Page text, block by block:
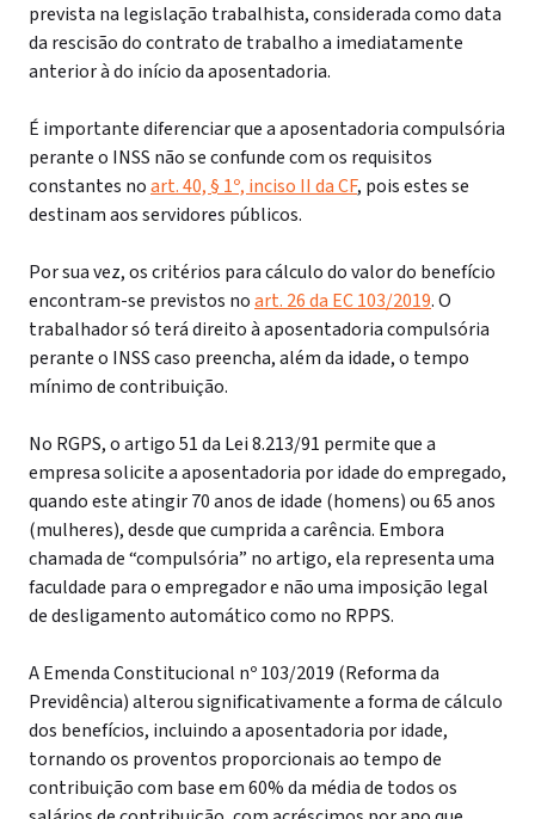
prevista na legislação trabalhista, considerada como data
da rescisão do contrato de trabalho a imediatamente
anterior à do início da aposentadoria.
É importante diferenciar que a aposentadoria compulsória
perante o INSS não se confunde com os requisitos
constantes noart. 40, § 1º, inciso II da CF, pois estes se
destinam aos servidores públicos.
Por sua vez, os critérios para cálculo do valor do benefício
encontram-se previstos noart. 26 da EC 103/2019.O
trabalhador só terá direito à aposentadoria compulsória
perante o INSS caso preencha, além da idade, o tempo
mínimo de contribuição.
No RGPS, o artigo 51 da Lei 8.213/91 permite que a
empresa solicite a aposentadoria por idade do empregado,
quando este atingir 70 anos de idade (homens) ou 65 anos
(mulheres), desde que cumprida a carência. Embora
chamada de “compulsória” no artigo, ela representa uma
faculdade para o empregador e não uma imposição legal
de desligamento automático como no RPPS.
A Emenda Constitucional nº 103/2019 (Reforma da
Previdência) alterou significativamente a forma de cálculo
dos benefícios, incluindo a aposentadoria por idade,
tornando os proventos proporcionais ao tempo de
contribuição com base em 60% da média de todos os